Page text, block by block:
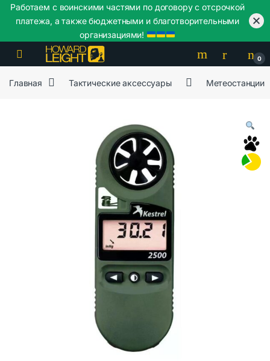
Skip to navigation
Skip to content
0
Главная Тактические аксессуары Метеостанции
Работаем с воинскими частями по договору с отсрочкой
платежа, а также бюджетными и благотворительными
организациями!